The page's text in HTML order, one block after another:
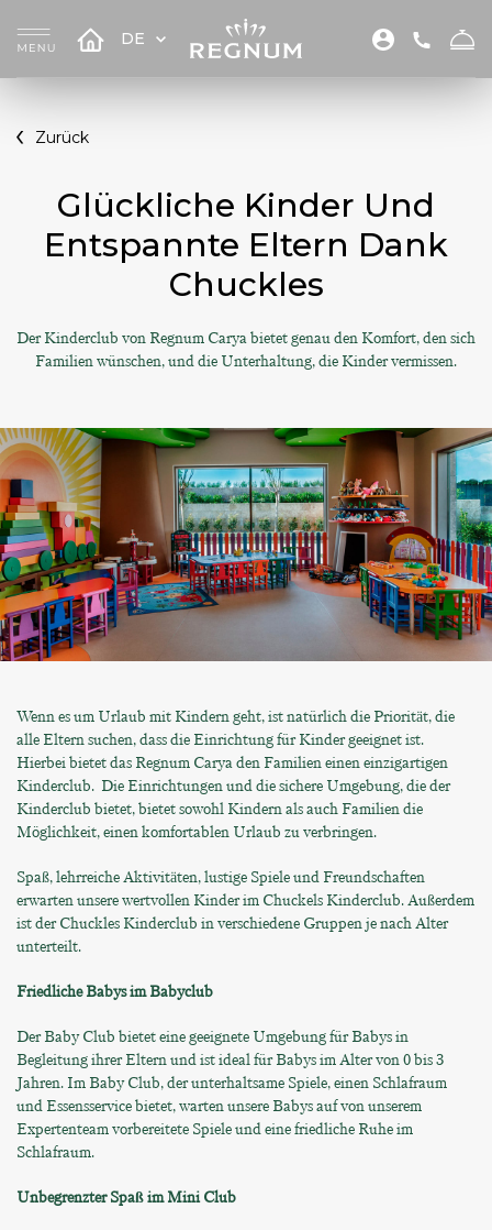
DE
Zurück
Glückliche Kinder Und
Entspannte Eltern Dank
Chuckles
Der Kinderclub von Regnum Carya bietet genau den Komfort, den sich
Familien wünschen, und die Unterhaltung, die Kinder vermissen.
Wenn es um Urlaub mit Kindern geht, ist natürlich die Priorität, die
alle Eltern suchen, dass die Einrichtung für Kinder geeignet ist.
Hierbei bietet das Regnum Carya den Familien einen einzigartigen
Kinderclub. Die Einrichtungen und die sichere Umgebung, die der
Kinderclub bietet, bietet sowohl Kindern als auch Familien die
Möglichkeit, einen komfortablen Urlaub zu verbringen.
Spaß, lehrreiche Aktivitäten, lustige Spiele und Freundschaften
erwarten unsere wertvollen Kinder im Chuckels Kinderclub. Außerdem
ist der Chuckles Kinderclub in verschiedene Gruppen je nach Alter
unterteilt.
Friedliche Babys im Babyclub
Der Baby Club bietet eine geeignete Umgebung für Babys in
Begleitung ihrer Eltern und ist ideal für Babys im Alter von 0 bis 3
Jahren. Im Baby Club, der unterhaltsame Spiele, einen Schlafraum
und Essensservice bietet, warten unsere Babys auf von unserem
Expertenteam vorbereitete Spiele und eine friedliche Ruhe im
Schlafraum.
Unbegrenzter Spaß im Mini Club